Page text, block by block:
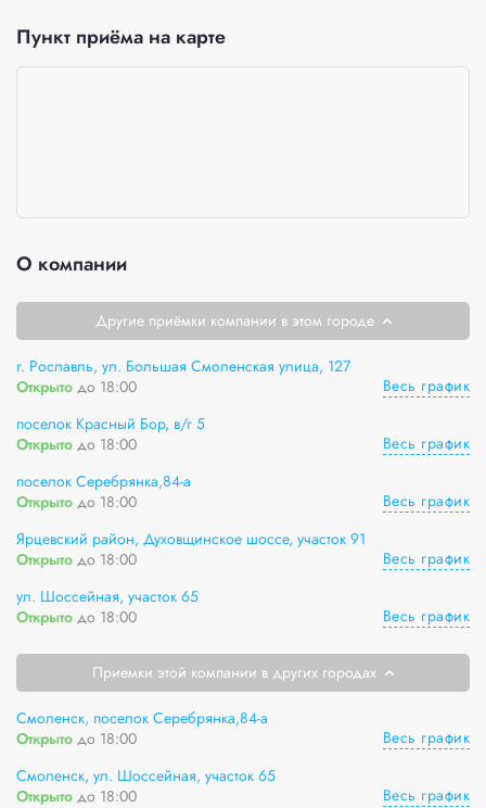
Пункт приёма на карте
О компании
Другие приёмки компании в этом городе
г. Рославль, ул. Большая Смоленская улица, 127
Открыто до 18:00
Весь график
поселок Красный Бор, в/г 5
Открыто до 18:00
Весь график
поселок Серебрянка,84-а
Открыто до 18:00
Весь график
Ярцевский район, Духовщинское шоссе, участок 91
Открыто до 18:00
Весь график
ул. Шоссейная, участок 65
Открыто до 18:00 Весь график
Приемки этой компании в других городах
Смоленск, поселок Серебрянка,84-а
Открыто до 18:00
Весь график
Смоленск, ул. Шоссейная, участок 65
Открыто до 18:00
Весь график